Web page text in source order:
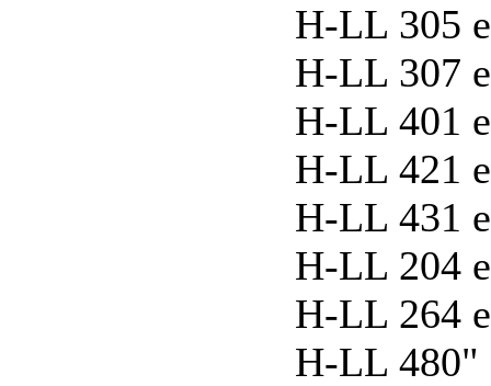
H-LL 305
H-LL 307
H-LL 401
H-LL 421
H-LL 431
H-LL 204
H-LL 264
H-LL 480"